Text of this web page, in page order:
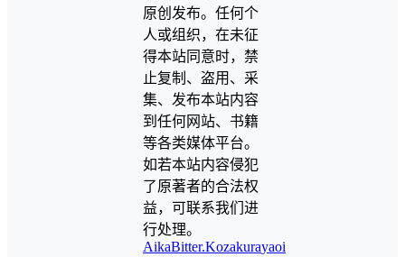
原创发布。任何个
人或组织，在未征
得本站同意时，禁
止复制、盗用、采
集、发布本站内容
到任何网站、书籍
等各类媒体平台。
如若本站内容侵犯
了原著者的合法权
益，可联系我们进
行处理。
AikaBitter.Kozakurayaoi